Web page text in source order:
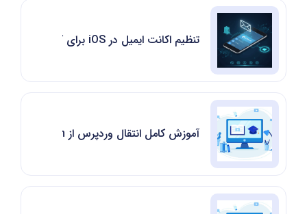
تنظیم اکانت ایمیل در iOS برای کاربران هاست سی پنل
آموزش کامل انتقال وردپرس از DirectAdmin به cPanel